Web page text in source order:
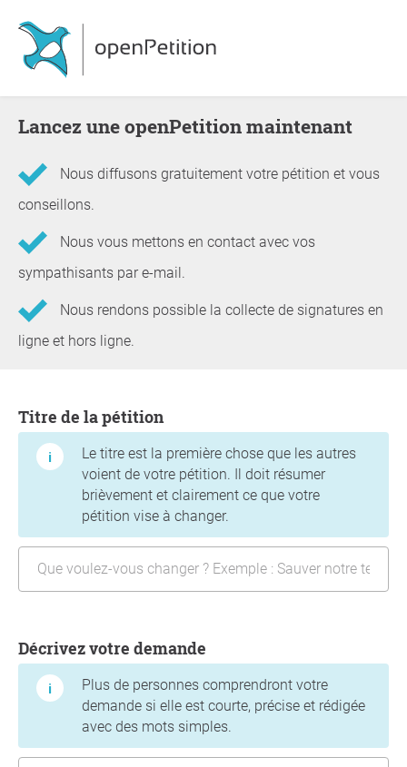
Lancez une openPetition maintenant
Nous diffusons gratuitement votre pétition et vous
conseillons.
Nous vous mettons en contact avec vos
sympathisants par e-mail.
Nous rendons possible la collecte de signatures en
ligne et hors ligne.
Titre de la pétition
Le titre est la première chose que les autres
voient de votre pétition. Il doit résumer
brièvement et clairement ce que votre
pétition vise à changer.
Décrivez votre demande
Plus de personnes comprendront votre
demande si elle est courte, précise et rédigée
avec des mots simples.